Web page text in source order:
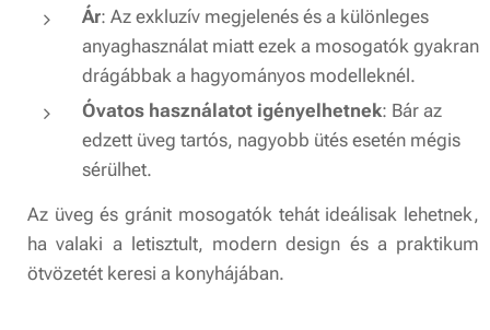
Ár: Az exkluzív megjelenés és a különleges
anyaghasználat miatt ezek a mosogatók gyakran
drágábbak a hagyományos modelleknél.
Óvatos használatot igényelhetnek: Bár az
edzett üveg tartós, nagyobb ütés esetén mégis
sérülhet.
Az üveg és gránit mosogatók tehát ideálisak lehetnek,
ha valaki a letisztult, modern design és a praktikum
ötvözetét keresi a konyhájában.